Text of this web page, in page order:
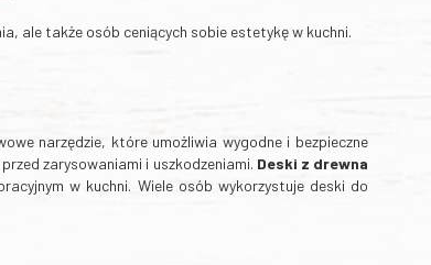
ale także osób ceniących sobie estetykę w kuchni.
narzędzie, które umożliwia wygodne i bezpieczne
zarysowaniami i uszkodzeniami. Deski z drewna
w kuchni. Wiele osób wykorzystuje deski do